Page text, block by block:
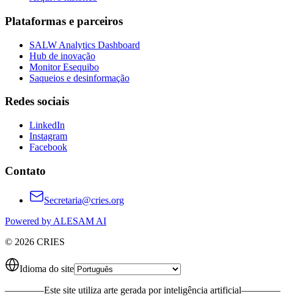
Plataformas e parceiros
SALW Analytics Dashboard
Hub de inovação
Monitor Esequibo
Saqueios e desinformação
Redes sociais
LinkedIn
Instagram
Facebook
Contato
Secretaria@cries.org
Powered by ALESAM AI
© 2026 CRIES
Idioma do site
————Este site utiliza arte gerada por inteligência artificial————